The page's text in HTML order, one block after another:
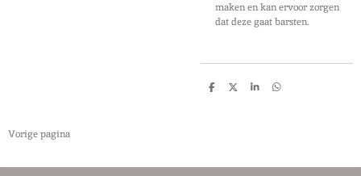
maken en kan ervoor zorgen
dat deze gaat barsten.
D
D
S
D
Vorige pagina